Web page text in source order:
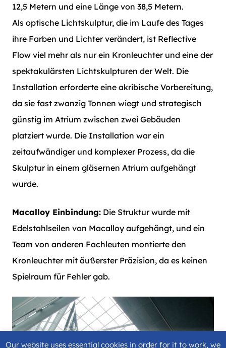
12,5 Metern und eine Länge von 38,5 Metern.
Als optische Lichtskulptur, die im Laufe des Tages
ihre Farben und Lichter verändert, ist Reflective
Flow viel mehr als nur ein Kronleuchter und eine der
spektakulärsten Lichtskulpturen der Welt. Die
Installation erforderte eine akribische Vorbereitung,
da sie fast zwanzig Tonnen wiegt und strategisch
günstig im Atrium zwischen zwei Gebäuden
platziert wurde. Die Installation war ein
zeitaufwändiger und komplexer Prozess, da die
Skulptur in einem gläsernen Atrium aufgehängt
wurde.
Macalloy Einbindung: Die Struktur wurde mit
Edelstahlseilen von Macalloy aufgehängt, und ein
Team von anderen Fachleuten montierte den
Kronleuchter mit äußerster Präzision, da es keinen
Spielraum für Fehler gab.
Our website uses essential cookies in order for it to work, we